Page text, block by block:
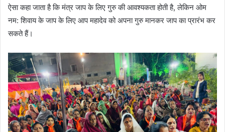
ऐसा कहा जाता है कि मंत्र जाप के लिए गुरु की आवश्यकता होती है, लेकिन ओम
नम: शिवाय के जाप के लिए आप महादेव को अपना गुरु मानकर जाप का प्रारंभ कर
सकते हैं।